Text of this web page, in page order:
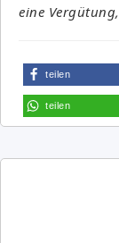
eine
teilen
teilen